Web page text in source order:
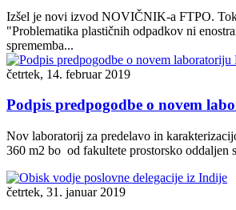
Izšel je novi izvod NOVIČNIK-a FTPO.
"Problematika plastičnih odpadkov ni
sprememba...
četrtek, 14. februar 2019
Podpis predpogodbe o novem
Nov laboratorij za predelavo in
360 m2 bo od fakultete prostorsko oddaljen
četrtek, 31. januar 2019